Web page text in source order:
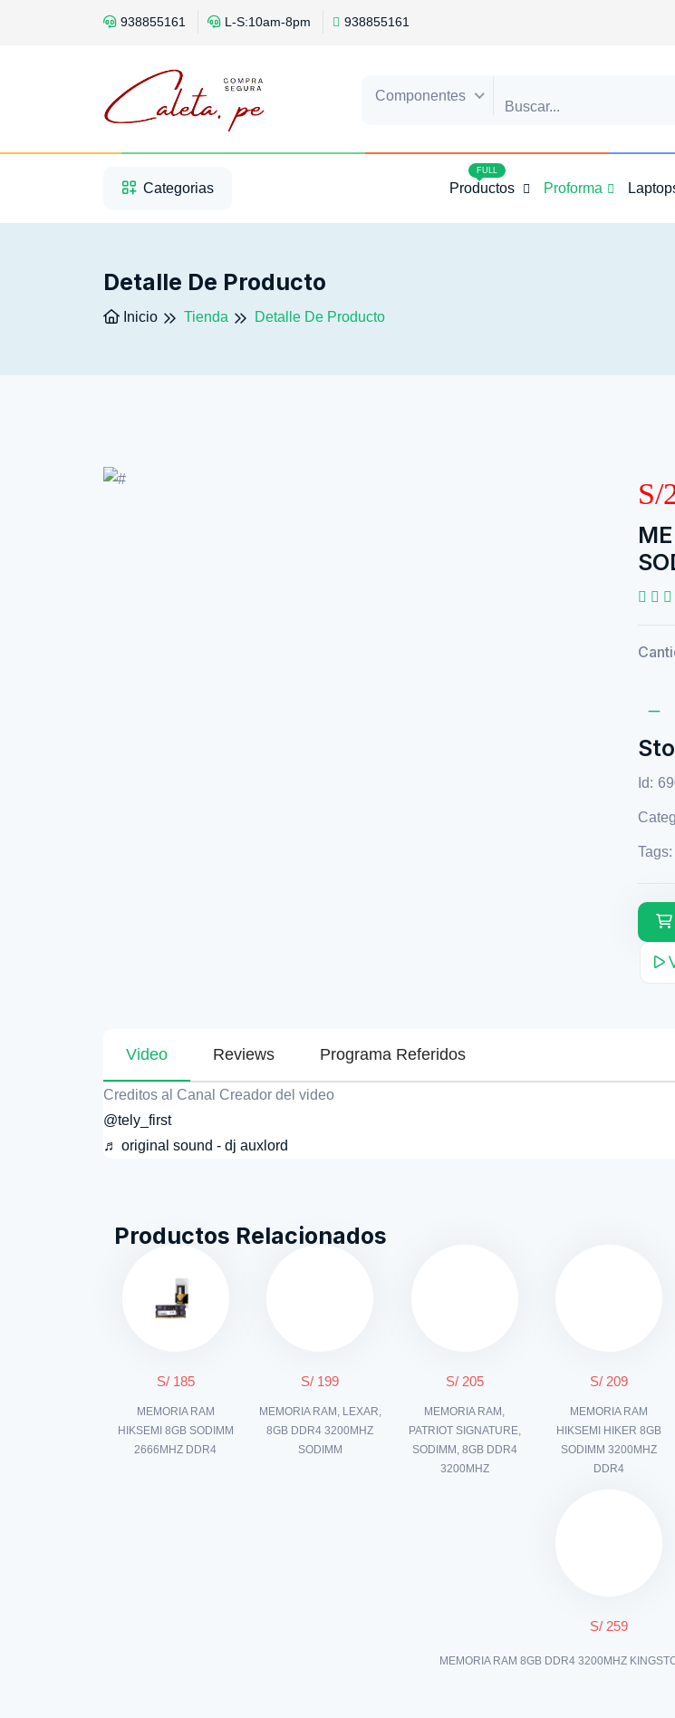
938855161 L-S:10am-8pm 938855161
Componentes
Categorias
Productos
FULL
Proforma
Detalle De Producto
Inicio Tienda Detalle De Producto
S/
Id:
Tags:
Video Reviews Programa Referidos
Creditos al Canal Creador del video
@tely_first
♬ original sound - dj auxlord
Productos Relacionados
S/ 185
MEMORIA RAM
HIKSEMI 8GB SODIMM
2666MHZ DDR4
S/ 199
MEMORIA RAM, LEXAR,
8GB DDR4 3200MHZ
SODIMM
S/ 205
MEMORIA RAM,
PATRIOT SIGNATURE,
SODIMM, 8GB DDR4
3200MHZ
S/ 209
MEMORIA RAM
HIKSEMI HIKER 8GB
SODIMM 3200MHZ
DDR4
S/ 259
MEMORIA RAM 8GB DDR4 3200MHZ